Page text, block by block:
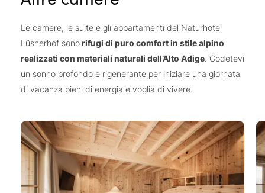
Le camere, le suite e gli appartamenti del Naturhotel
Lüsnerhof sonorifugi di puro comfort in stile alpino
realizzati con materiali naturali dell’Alto Adige. Godetevi
un sonno profondo e rigenerante per iniziare una giornata
di vacanza pieni di energia e voglia di vivere.